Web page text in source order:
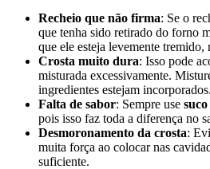
Recheio que não firma: Se o
que tenha sido retirado do forno
que ele esteja levemente tremido,
Crosta muito dura: Isso pode
misturada excessivamente.
ingredientes estejam incorporados.
Falta de sabor: Sempre use
pois isso faz toda a diferença no
Desmoronamento da crosta:
muita força ao colocar nas
suficiente.